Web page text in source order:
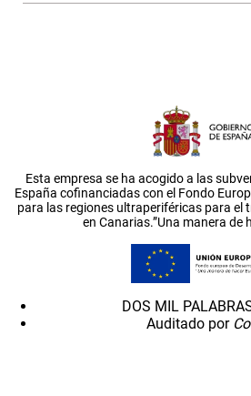
Esta empresa se ha acogido a las
España cofinanciadas con el Fondo
para las regiones ultraperiféricas para el
en Canarias.”Una manera de
DOS MIL
Auditado por